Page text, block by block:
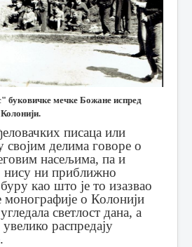
буковичке мечке Божане испред
писаца или
својим делима говоре о
насељима, па и
нису ни приближно
као што је то изазвао
монографије о Колонији
светлост дана, а
распредају